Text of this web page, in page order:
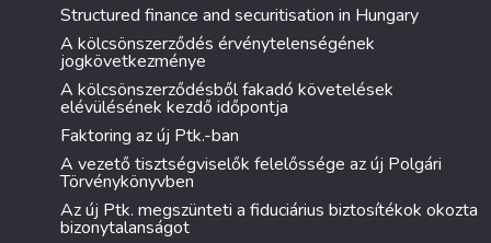
Structured finance and securitisation in Hungary
A kölcsönszerződés érvénytelenségének
jogkövetkezménye
A kölcsönszerződésből fakadó követelések
elévülésének kezdő időpontja
Faktoring az új Ptk.-ban
A vezető tisztségviselők felelőssége az új Polgári
Törvénykönyvben
Az új Ptk. megszünteti a fiduciárius biztosítékok okozta
bizonytalanságot